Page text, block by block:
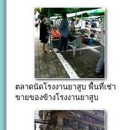
ตลาดนัดโรงงานยาสูบ พื้นที่เช่า
ขายของข้างโรงงานยาสูบ